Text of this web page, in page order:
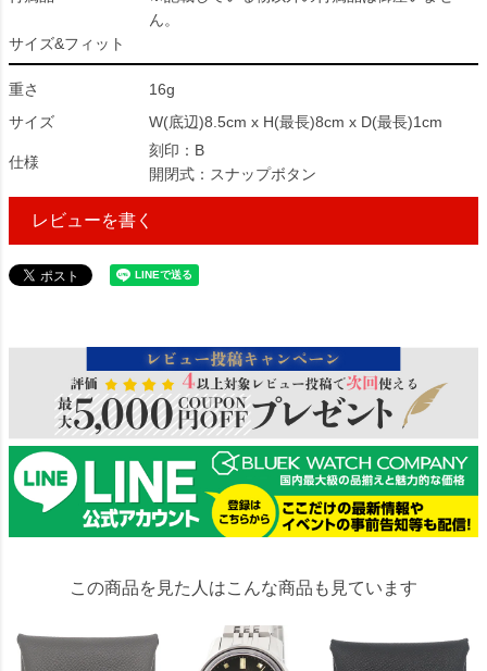
ん。
サイズ&フィット
重さ
16g
サイズ
W(底辺)8.5cm x H(最長)8cm x D(最長)1cm
仕様
刻印：B
開閉式：スナップボタン
レビューを書く
この商品を見た人はこんな商品も見ています